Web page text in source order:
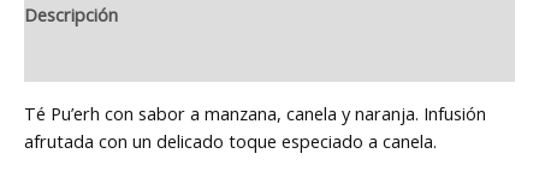
Descripción
Té Pu’erh con sabor a manzana, canela y naranja. Infusión
afrutada con un delicado toque especiado a canela.